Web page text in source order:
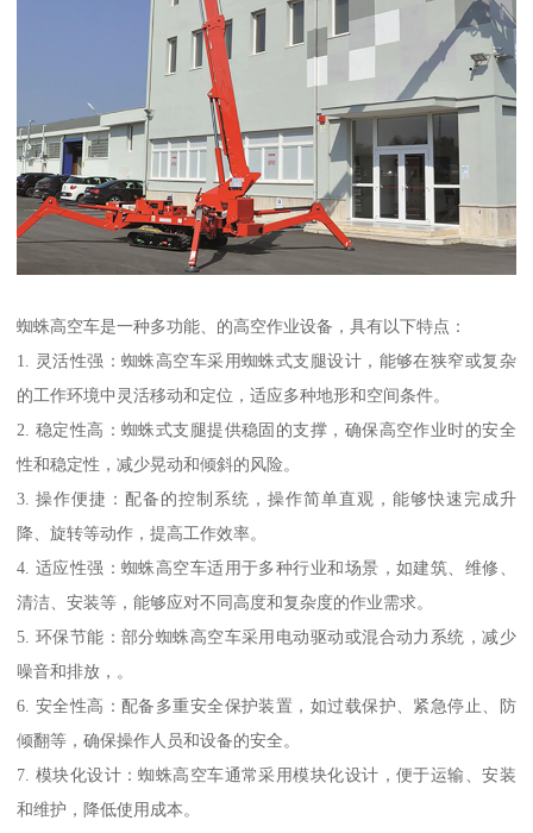
蜘蛛高空车是一种多功能、的高空作业设备，具有以下特点：
1. 灵活性强：蜘蛛高空车采用蜘蛛式支腿设计，能够在狭窄或复杂
的工作环境中灵活移动和定位，适应多种地形和空间条件。
2. 稳定性高：蜘蛛式支腿提供稳固的支撑，确保高空作业时的安全
性和稳定性，减少晃动和倾斜的风险。
3. 操作便捷：配备的控制系统，操作简单直观，能够快速完成升
降、旋转等动作，提高工作效率。
4. 适应性强：蜘蛛高空车适用于多种行业和场景，如建筑、维修、
清洁、安装等，能够应对不同高度和复杂度的作业需求。
5. 环保节能：部分蜘蛛高空车采用电动驱动或混合动力系统，减少
噪音和排放，。
6. 安全性高：配备多重安全保护装置，如过载保护、紧急停止、防
倾翻等，确保操作人员和设备的安全。
7. 模块化设计：蜘蛛高空车通常采用模块化设计，便于运输、安装
和维护，降低使用成本。